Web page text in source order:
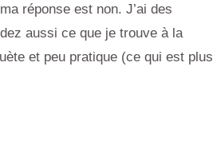
réponse est non. J’ai des
aussi ce que je trouve à la
et peu pratique (ce qui est plus